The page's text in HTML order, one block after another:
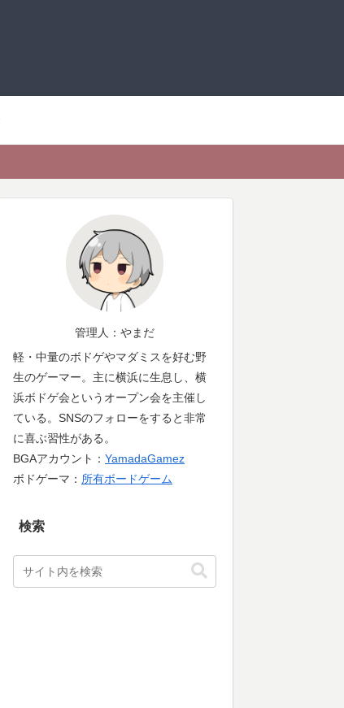
管理人：やまだ
軽・中量のボドゲやマダミスを好む野
生のゲーマー。主に横浜に生息し、横
浜ボドゲ会というオープン会を主催し
ている。SNSのフォローをすると非常
に喜ぶ習性がある。
BGAアカウント： YamadaGamez
ボドゲーマ： 所有ボードゲーム
検索